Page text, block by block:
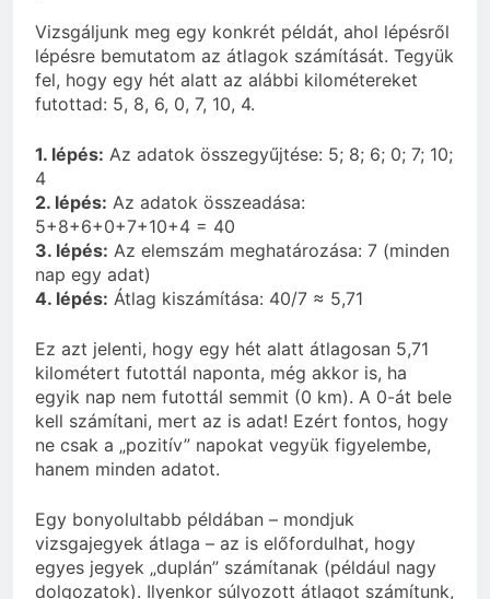
Vizsgáljunk meg egy konkrét példát, ahol lépésről
lépésre bemutatom az átlagok számítását. Tegyük
fel, hogy egy hét alatt az alábbi kilométereket
futottad: 5, 8, 6, 0, 7, 10, 4.
1. lépés: Az adatok összegyűjtése: 5; 8; 6; 0; 7; 10;
4
2. lépés: Az adatok összeadása:
5+8+6+0+7+10+4 = 40
3. lépés: Az elemszám meghatározása: 7 (minden
nap egy adat)
4. lépés: Átlag kiszámítása: 40/7 ≈ 5,71
Ez azt jelenti, hogy egy hét alatt átlagosan 5,71
kilométert futottál naponta, még akkor is, ha
egyik nap nem futottál semmit (0 km). A 0-át bele
kell számítani, mert az is adat! Ezért fontos, hogy
ne csak a „pozitív” napokat vegyük figyelembe,
hanem minden adatot.
Egy bonyolultabb példában – mondjuk
vizsgajegyek átlaga – az is előfordulhat, hogy
egyes jegyek „duplán” számítanak (például nagy
dolgozatok). Ilyenkor súlyozott átlagot számítunk,